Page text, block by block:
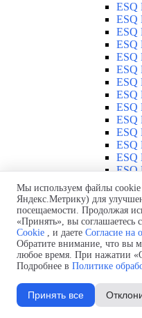
ESQ
ESQ
ESQ
Мы используем файлы cookie
Яндекс.Метрику) для
посещаемости. Продолжая
«Принять», вы соглашаетесь с
Cookie , и даете Согласие на
Обратите внимание, что вы
любое время. При нажатии
Подробнее в Политике
Принять все